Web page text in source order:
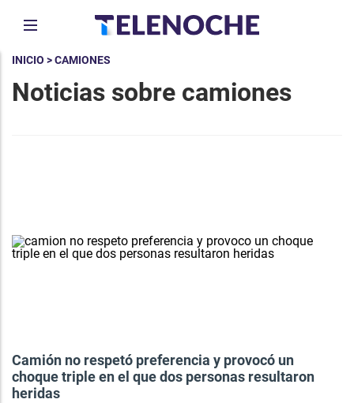
INICIO > CAMIONES
Noticias sobre camiones
Camión no respetó preferencia y provocó un
choque triple en el que dos personas resultaron
heridas